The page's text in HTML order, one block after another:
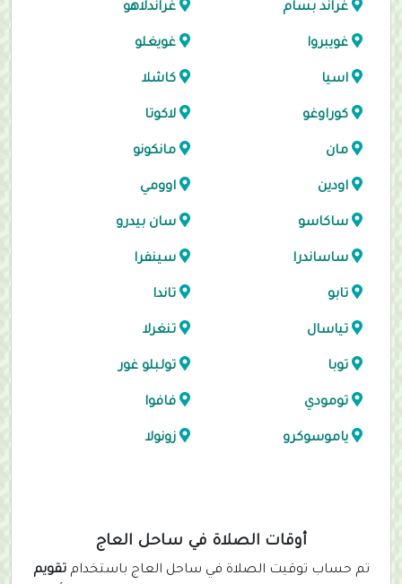
غراند بسام غراندلاهو
غويبروا غويغلو
اسيا كاشلا
كوراوغو لاكوتا
مان مانكونو
اودين اوومي
ساكاسو سان بيدرو
ساساندرا سينفرا
تابو تاندا
تياسال تنغرلا
توبا تولبلو غور
تومودي فافوا
ياموسوكرو زونولا
أوقات الصلاة في ساحل العاج
تم حساب توقيت الصلاة في ساحل العاج باستخدامتقويم